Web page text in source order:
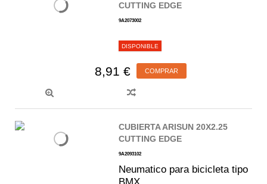
CUTTING EDGE
9A2073002
DISPONIBLE
8,91 € COMPRAR
CUBIERTA ARISUN 20X2.25
CUTTING EDGE
9A2093102
Neumatico para bicicleta tipo